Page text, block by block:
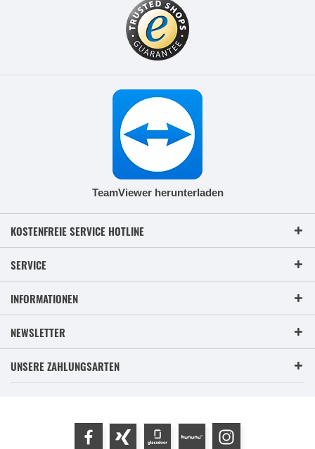
TeamViewer herunterladen
KOSTENFREIE SERVICE HOTLINE
SERVICE
INFORMATIONEN
NEWSLETTER
UNSERE ZAHLUNGSARTEN